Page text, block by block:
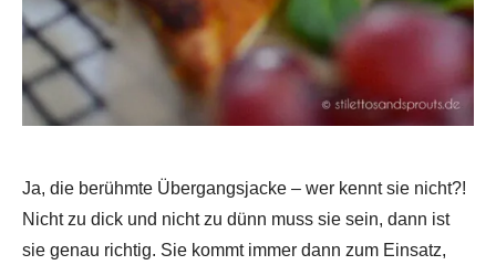
Ja, die berühmte Übergangsjacke – wer kennt sie nicht?!
Nicht zu dick und nicht zu dünn muss sie sein, dann ist
sie genau richtig. Sie kommt immer dann zum Einsatz,